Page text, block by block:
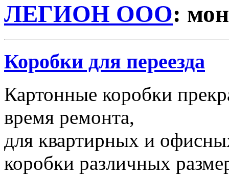
ЛЕГИОН ООО:
Коробки для переезда
Картонные коробки
время ремонта,
для квартирных и
коробки различных